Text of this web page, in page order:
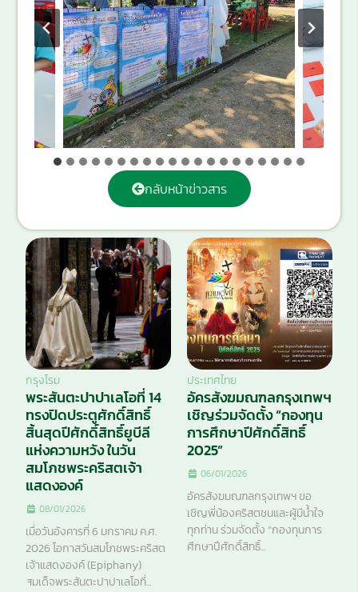
กลับหน้าข่าวสาร
กรุงโรม
พระสันตะปาปาเลโอที่ 14
ทรงปิดประตูศักดิ์สิทธิ์
สิ้นสุดปีศักดิ์สิทธิ์ยูบีลี
แห่งความหวัง ในวัน
สมโภชพระคริสตเจ้า
แสดงองค์
08/01/2026
เมื่อวันอังคารที่ 6 มกราคม ค.ศ.
2026 โอกาสวันสมโภชพระคริสต
เจ้าแสดงองค์ (Epiphany)
สมเด็จพระสันตะปาปาเลโอที่...
ประเทศไทย
อัครสังฆมณฑลกรุงเทพฯ
เชิญร่วมจัดตั้ง “กองทุน
การศึกษาปีศักดิ์สิทธิ์
2025”
06/01/2026
อัครสังฆมณฑลกรุงเทพฯ ขอ
เชิญพี่น้องคริสตชนและผู้มีน้ำใจ
ทุกท่าน ร่วมจัดตั้ง “กองทุนการ
ศึกษาปีศักดิ์สิทธิ์...